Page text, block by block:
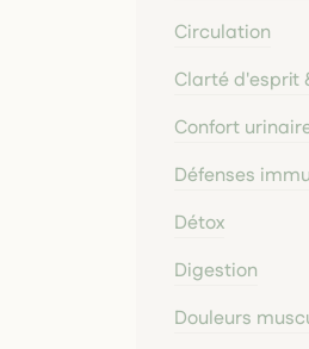
Circulation
Clarté d'esprit
Confort
Défenses
Détox
Digestion
Douleurs